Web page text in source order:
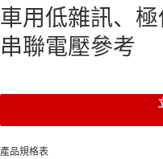
車用低雜訊、
串聯電壓參考
產品規格表